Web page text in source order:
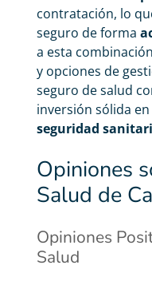
contratación, lo
seguro de forma
a esta
y opciones de
seguro de salud
inversión sólida en
seguridad
Opiniones
Salud de
Opiniones
Salud